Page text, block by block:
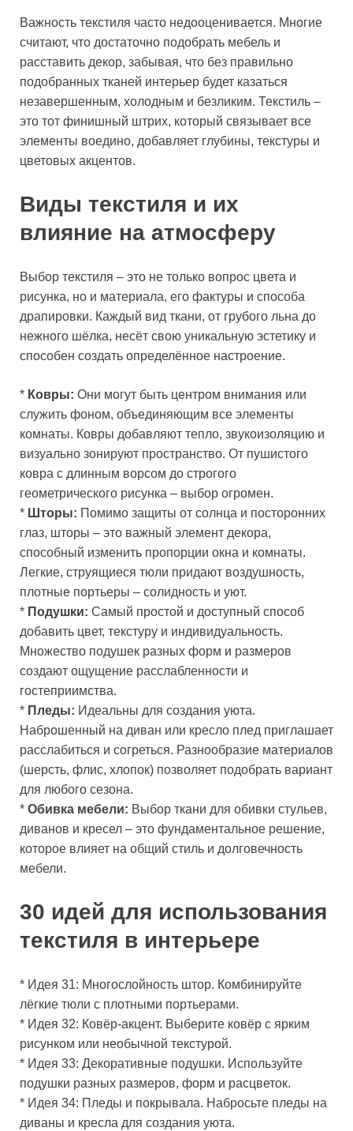
Важность текстиля часто недооценивается. Многие
считают, что достаточно подобрать мебель и
расставить декор, забывая, что без правильно
подобранных тканей интерьер будет казаться
незавершенным, холодным и безликим. Текстиль –
это тот финишный штрих, который связывает все
элементы воедино, добавляет глубины, текстуры и
цветовых акцентов.
Виды текстиля и их
влияние на атмосферу
Выбор текстиля – это не только вопрос цвета и
рисунка, но и материала, его фактуры и способа
драпировки. Каждый вид ткани, от грубого льна до
нежного шёлка, несёт свою уникальную эстетику и
способен создать определённое настроение.
* Ковры: Они могут быть центром внимания или
служить фоном, объединяющим все элементы
комнаты. Ковры добавляют тепло, звукоизоляцию и
визуально зонируют пространство. От пушистого
ковра с длинным ворсом до строгого
геометрического рисунка – выбор огромен.
* Шторы: Помимо защиты от солнца и посторонних
глаз, шторы – это важный элемент декора,
способный изменить пропорции окна и комнаты.
Легкие, струящиеся тюли придают воздушность,
плотные портьеры – солидность и уют.
* Подушки: Самый простой и доступный способ
добавить цвет, текстуру и индивидуальность.
Множество подушек разных форм и размеров
создают ощущение расслабленности и
гостеприимства.
* Пледы: Идеальны для создания уюта.
Наброшенный на диван или кресло плед приглашает
расслабиться и согреться. Разнообразие материалов
(шерсть, флис, хлопок) позволяет подобрать вариант
для любого сезона.
* Обивка мебели: Выбор ткани для обивки стульев,
диванов и кресел – это фундаментальное решение,
которое влияет на общий стиль и долговечность
мебели.
30 идей для использования
текстиля в интерьере
* Идея 31: Многослойность штор. Комбинируйте
лёгкие тюли с плотными портьерами.
* Идея 32: Ковёр-акцент. Выберите ковёр с ярким
рисунком или необычной текстурой.
* Идея 33: Декоративные подушки. Используйте
подушки разных размеров, форм и расцветок.
* Идея 34: Пледы и покрывала. Набросьте пледы на
диваны и кресла для создания уюта.